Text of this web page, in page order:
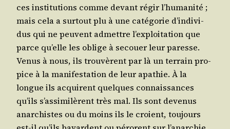
ces ins­ti­tu­tions comme devant régir l’hu­ma­ni­té ;
mais cela a sur­tout plu à une caté­go­rie d’in­di­vi­
dus qui ne peuvent admettre l’ex­ploi­ta­tion que
parce qu’elle les oblige à secouer leur paresse.
Venus à nous, ils trou­vèrent par là un ter­rain pro­
pice à la mani­fes­ta­tion de leur apa­thie. À la
longue ils acquirent quelques connais­sances
qu’ils s’as­si­mi­lèrent très mal. Ils sont deve­nus
anar­chistes ou du moins ils le croient, tou­jours